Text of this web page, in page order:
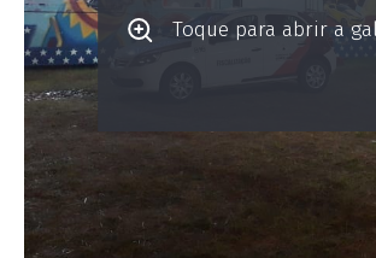
Toque para abrir a